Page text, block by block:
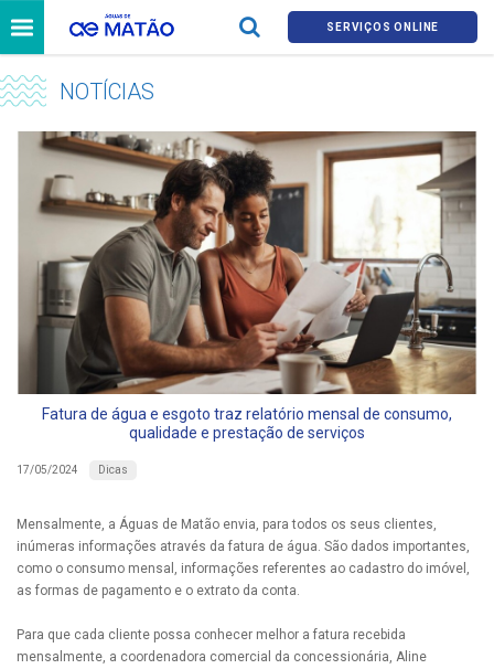
SERVIÇOS ONLINE
NOTÍCIAS
Fatura de água e esgoto traz relatório mensal de consumo,
qualidade e prestação de serviços
17/05/2024 Dicas
Mensalmente, a Águas de Matão envia, para todos os seus clientes,
inúmeras informações através da fatura de água. São dados importantes,
como o consumo mensal, informações referentes ao cadastro do imóvel,
as formas de pagamento e o extrato da conta.
Para que cada cliente possa conhecer melhor a fatura recebida
mensalmente, a coordenadora comercial da concessionária, Aline